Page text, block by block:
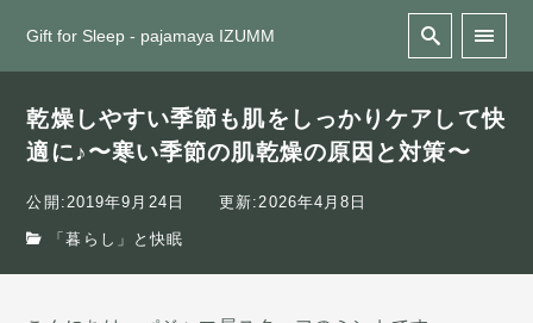
Gift for Sleep - pajamaya IZUMM
乾燥しやすい季節も肌をしっかりケアして快
適に♪〜寒い季節の肌乾燥の原因と対策〜
公開:2019年9月24日 更新:2026年4月8日
「暮らし」と快眠